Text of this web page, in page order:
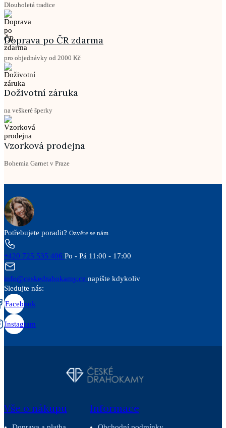
Dlouholetá tradice
Doprava po ČR zdarma
pro objednávky od 2000 Kč
Doživotní záruka
na veškeré šperky
Vzorková prodejna
Bohemia Garnet v Praze
Potřebujete poradit? Ozvěte se nám
+420 725 535 406 Po - Pá 11:00 - 17:00
info@ceskedrahokamy.cz napište kdykoliv
Sledujte nás:
Facebook
Instagram
Vše o nákupu Informace